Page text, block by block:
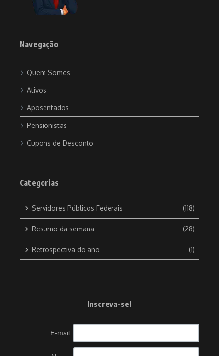
Navegação
Quem Somos
Ativos
Aposentados
Pensionistas
Cupons de Desconto
Categorias
Servidores Públicos Federais (118)
Resumo da semana (28)
Retrospectiva do ano (1)
Inscreva-se!
E-mail